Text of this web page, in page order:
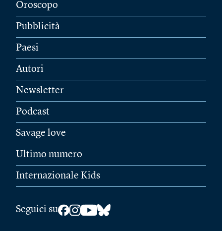
Oroscopo
Pubblicità
Paesi
Autori
Newsletter
Podcast
Savage love
Ultimo numero
Internazionale Kids
Seguici su